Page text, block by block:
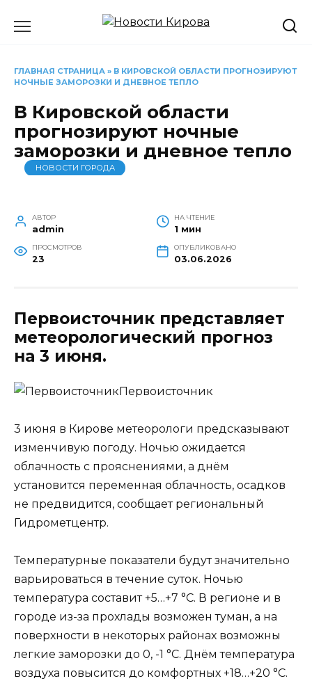
ГЛАВНАЯ СТРАНИЦА » В КИРОВСКОЙ ОБЛАСТИ ПРОГНОЗИРУЮТ
НОЧНЫЕ ЗАМОРОЗКИ И ДНЕВНОЕ ТЕПЛО
В Кировской области
прогнозируют ночные
заморозки и дневное тепло
НОВОСТИ ГОРОДА
АВТОР
admin
НА ЧТЕНИЕ
1 мин
ПРОСМОТРОВ
23
ОПУБЛИКОВАНО
03.06.2026
Первоисточник представляет
метеорологический прогноз
на 3 июня.
Первоисточник
3 июня в Кирове метеорологи предсказывают
изменчивую погоду. Ночью ожидается
облачность с прояснениями, а днём
установится переменная облачность, осадков
не предвидится, сообщает региональный
Гидрометцентр.
Температурные показатели будут значительно
варьироваться в течение суток. Ночью
температура составит +5…+7 °C. В регионе и в
городе из-за прохлады возможен туман, а на
поверхности в некоторых районах возможны
легкие заморозки до 0, -1 °C. Днём температура
воздуха повысится до комфортных +18…+20 °C.